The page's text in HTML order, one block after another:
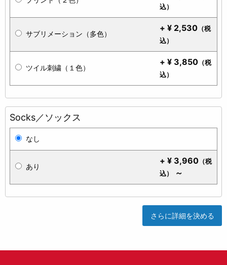
込）
サブリメーション（多色）
+ ¥ 2,530 （税
込）
ツイル刺繍（１色）
+ ¥ 3,850 （税
込）
Socks／ソックス
なし
あり
+ ¥ 3,960 （税
込）
～
さらに詳細を決める